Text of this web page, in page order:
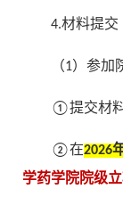
4.材料提交
（1）参
①提交材
②在2026
学药学院院级